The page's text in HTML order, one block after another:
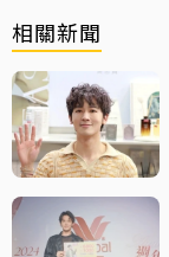
相關新聞